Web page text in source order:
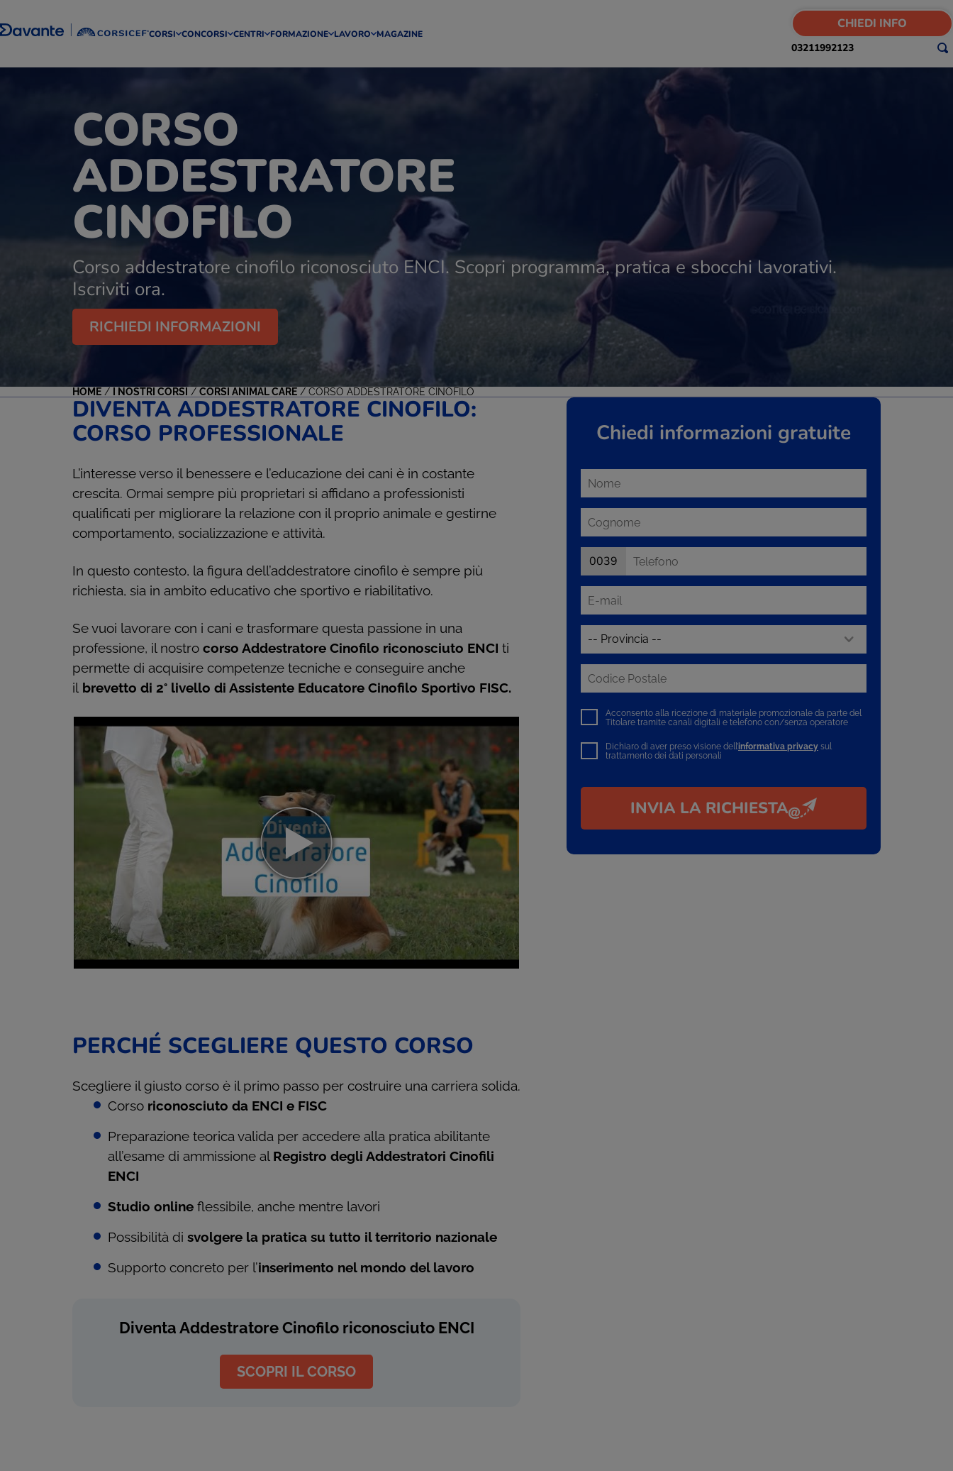
CORSI CONCORSI CENTRI FORMAZIONE LAVORO MAGAZINE
CHIEDI INFO
03211992123
CORSO
ADDESTRATORE
CINOFILO
Corso addestratore cinofilo riconosciuto ENCI. Scopri programma, pratica e sbocchi lavorativi.
Iscriviti ora.
RICHIEDI INFORMAZIONI
HOME / I NOSTRI CORSI / CORSI ANIMAL CARE / CORSO ADDESTRATORE CINOFILO
DIVENTA ADDESTRATORE CINOFILO:
CORSO PROFESSIONALE
L’interesse verso il benessere e l’educazione dei cani è in costante
crescita. Ormai sempre più proprietari si affidano a professionisti
qualificati per migliorare la relazione con il proprio animale e gestirne
comportamento, socializzazione e attività.
In questo contesto, la figura dell’addestratore cinofilo è sempre più
richiesta, sia in ambito educativo che sportivo e riabilitativo.
Se vuoi lavorare con i cani e trasformare questa passione in una
professione, il nostro corso Addestratore Cinofilo riconosciuto ENCI ti
permette di acquisire competenze tecniche e conseguire anche
il brevetto di 2° livello di Assistente Educatore Cinofilo Sportivo FISC.
PERCHÉ SCEGLIERE QUESTO CORSO
Scegliere il giusto corso è il primo passo per costruire una carriera solida.
Corso riconosciuto da ENCI e FISC
Preparazione teorica valida per accedere alla pratica abilitante
all’esame di ammissione al Registro degli Addestratori Cinofili
ENCI
Studio online flessibile, anche mentre lavori
Possibilità di svolgere la pratica su tutto il territorio nazionale
Supporto concreto per l’inserimento nel mondo del lavoro
Diventa Addestratore Cinofilo riconosciuto ENCI
SCOPRI IL CORSO
Chiedi informazioni gratuite
0039
Acconsento alla ricezione di materiale promozionale da parte del
Titolare tramite canali digitali e telefono con/senza operatore
Dichiaro di aver preso visione dell’informativa privacy sul
trattamento dei dati personali
INVIA LA RICHIESTA